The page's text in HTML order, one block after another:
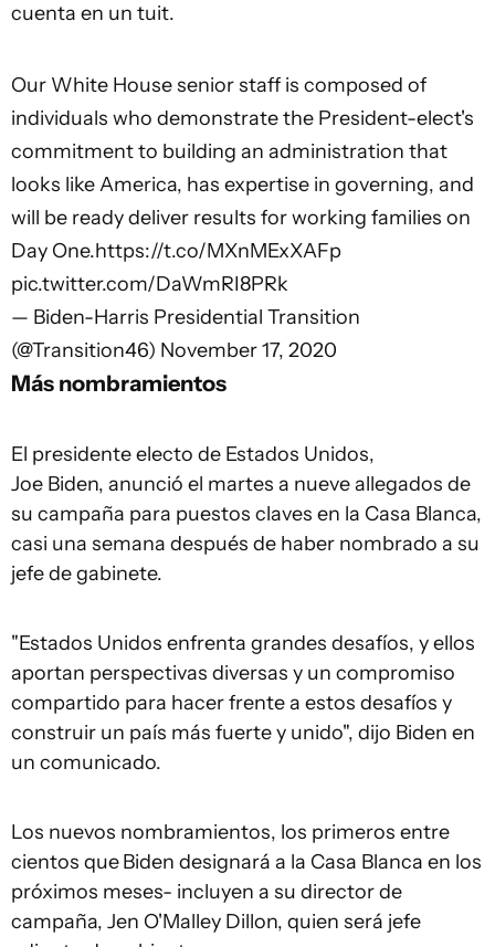
cuenta en un tuit.
Our White House senior staff is composed of
individuals who demonstrate the President-elect's
commitment to building an administration that
looks like America, has expertise in governing, and
will be ready deliver results for working families on
Day One.https://t.co/MXnMExXAFp
pic.twitter.com/DaWmRI8PRk
— Biden-Harris Presidential Transition
(@Transition46) November 17, 2020
Más nombramientos
El presidente electo de Estados Unidos,
Joe Biden, anunció el martes a nueve allegados de
su campaña para puestos claves en la Casa Blanca,
casi una semana después de haber nombrado a su
jefe de gabinete.
"Estados Unidos enfrenta grandes desafíos, y ellos
aportan perspectivas diversas y un compromiso
compartido para hacer frente a estos desafíos y
construir un país más fuerte y unido", dijo Biden en
un comunicado.
Los nuevos nombramientos, los primeros entre
cientos queBiden designará a la Casa Blanca en los
próximos meses- incluyen a su director de
campaña, Jen O'Malley Dillon, quien será jefe